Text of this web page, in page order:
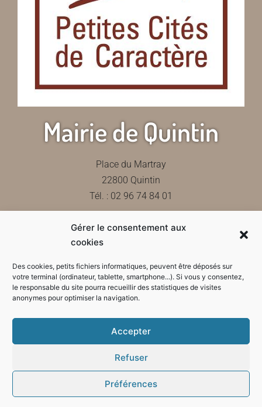
Gérer le consentement aux
cookies
Des cookies, petits fichiers informatiques, peuvent être déposés sur
votre terminal (ordinateur, tablette, smartphone...). Si vous y consentez,
le responsable du site pourra recueillir des statistiques de visites
anonymes pour optimiser la navigation.
Accepter
Refuser
Préférences
Mairie de Quintin
Place du Martray
22800 Quintin
Tél. : 02 96 74 84 01
Contactez-nous
Horaires d'ouverture de la mairie
Mode sombre :